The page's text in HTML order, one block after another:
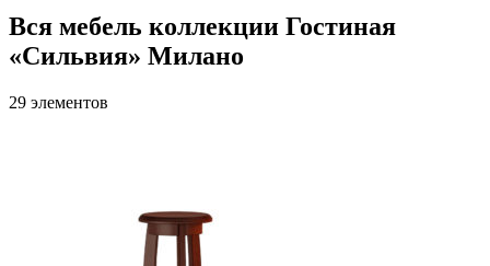
Вся мебель коллекции Гостиная
«Сильвия» Милано
29 элементов